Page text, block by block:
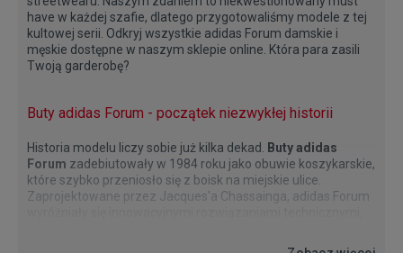
have w każdej szafie, dlatego przygotowaliśmy modele z tej
kultowej serii. Odkryj wszystkie adidas Forum damskie i
męskie dostępne w naszym sklepie online. Która para zasili
Twoją garderobę?
Buty adidas Forum - początek niezwykłej historii
Historia modelu liczy sobie już kilka dekad. Buty adidas
Forum zadebiutowały w 1984 roku jako obuwie koszykarskie,
które szybko przeniosło się z boisk na miejskie ulice.
Zaprojektowane przez Jacques'a Chassainga, adidas Forum
Dziś adidas forum męskie i damskie zaliczają wielki come